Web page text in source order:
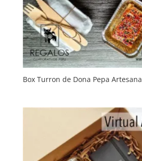
Box Turron de Dona Pepa